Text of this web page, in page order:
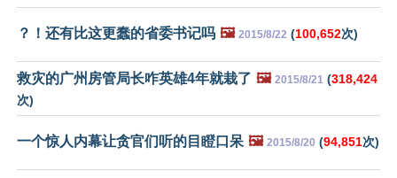
？！还有比这更蠢的省委书记吗 🖼️ 2015/8/22 (100,652次)
救灾的广州房管局长咋英雄4年就栽了 🖼️ 2015/8/21 (318,424
次)
一个惊人内幕让贪官们听的目瞪口呆 🖼️ 2015/8/20 (94,851次)